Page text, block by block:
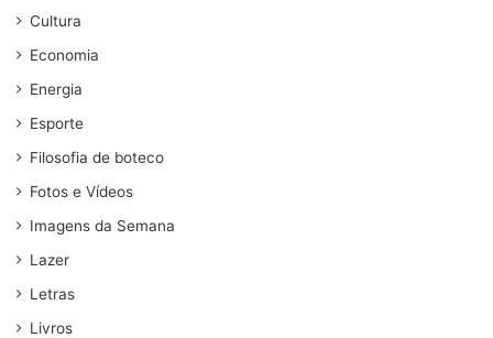
Cultura
Economia
Energia
Esporte
Filosofia de boteco
Fotos e Vídeos
Imagens da Semana
Lazer
Letras
Livros